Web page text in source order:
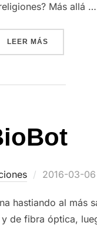
Más allá …
LEER MÁS
Publicado
2016-03-06
hastiando al más
de fibra óptica,